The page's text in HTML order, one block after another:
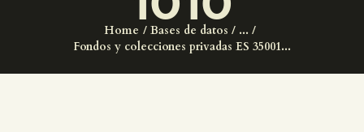
Home Bases de datos
...
Fondos y colecciones privadas ES 35001...
EL MUSEO